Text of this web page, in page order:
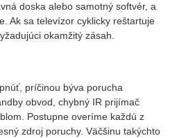
doska alebo samotný softvér, a
Ak sa televízor cyklicky reštartuje
okamžitý zásah.
príčinou býva porucha
obvod, chybný IR prijímač
Postupne overíme každú z
zdroj poruchy. Väčšinu takýchto